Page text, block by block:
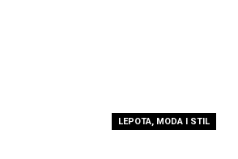
LEPOTA, MODA I STIL